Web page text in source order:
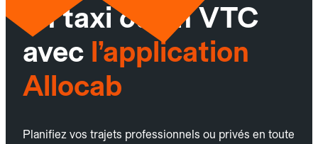
un taxi ou un VTC
avec l’application
Allocab
Planifiez vos trajets professionnels ou privés en toute